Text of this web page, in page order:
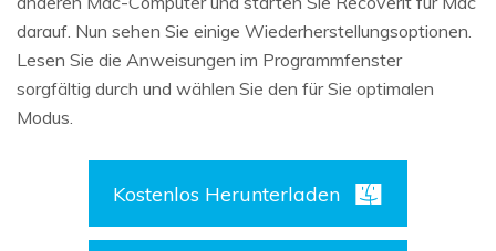
darauf. Nun sehen Sie einige Wiederherstellungsoptionen.
Lesen Sie die Anweisungen im Programmfenster
sorgfältig durch und wählen Sie den für Sie optimalen
Modus.
Kostenlos Herunterladen